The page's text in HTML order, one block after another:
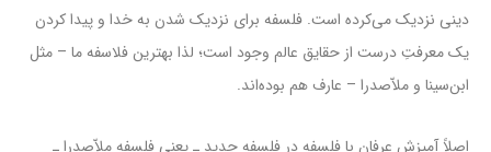
دینى نزدیک مى‌کرده است. فلسفه براى نزدیک شدن به خدا و پیدا کردن
یک معرفتِ درست از حقایق عالم وجود است؛ لذا بهترین فلاسفه ما – مثل
ابن‌سینا و ملاّصدرا – عارف هم بوده‌اند.
اصلاً آمیزش عرفان با فلسفه در فلسفه جدید ـ یعنى فلسفه ملاّصدرا ـ